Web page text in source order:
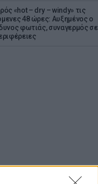
«hot – dry – windy» τις
48 ώρες: Αυξημένος ο
φωτιάς, συναγερμός σε